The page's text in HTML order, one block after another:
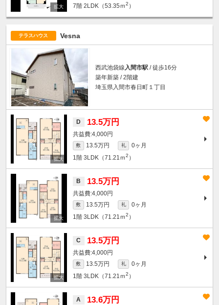
7階 2LDK（53.35ｍ2 ）
テラスハウス Vesna
西武池袋線 入間市駅 / 徒歩16分
築年新築 / 2階建
埼玉県入間市春日町１丁目
D 13.5万円
4,000円
敷 13.5万円 礼
0ヶ月
1階 3LDK（71.21ｍ2 ）
B 13.5万円
4,000円
敷 13.5万円 礼
0ヶ月
1階 3LDK（71.21ｍ2 ）
C 13.5万円
4,000円
敷 13.5万円 礼
0ヶ月
1階 3LDK（71.21ｍ2 ）
A 13.6万円